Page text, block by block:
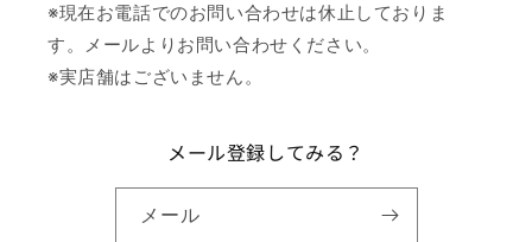
※現在お電話でのお問い合わせは休止しておりま
す。メールよりお問い合わせください。
※実店舗はございません。
メール登録してみる？
メール